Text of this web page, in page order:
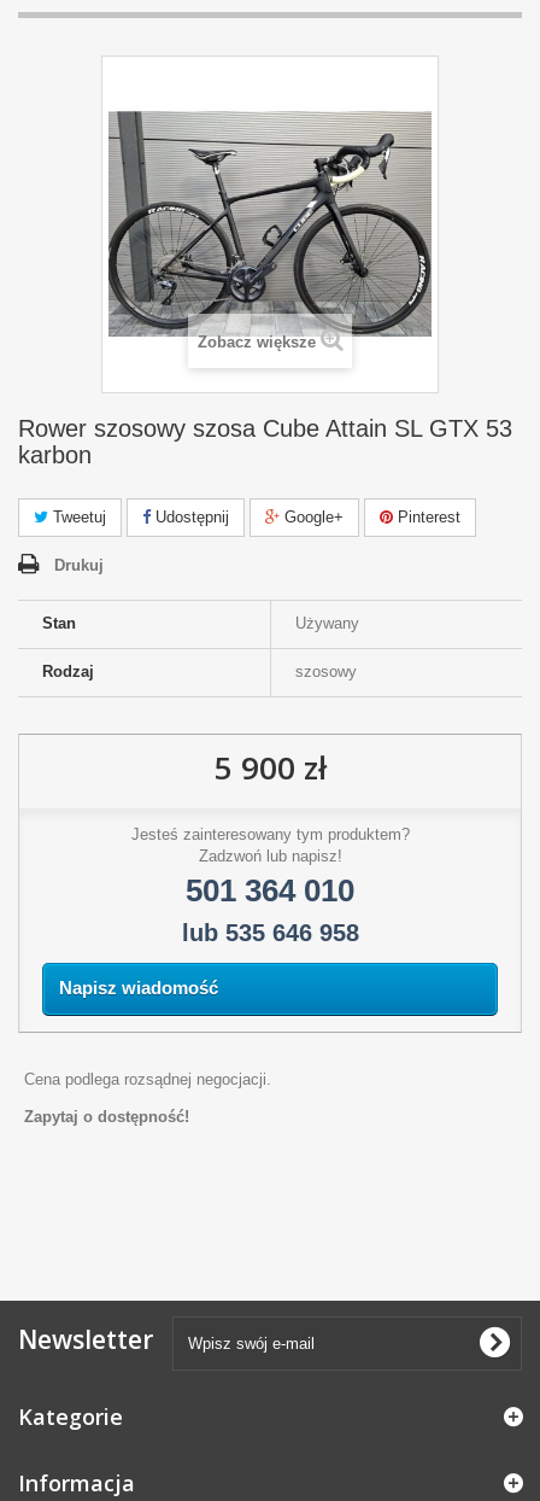
Zobacz większe
Rower szosowy szosa Cube Attain SL GTX 53
karbon
Tweetuj Udostępnij Google+ Pinterest
Drukuj
Stan Używany
Rodzaj szosowy
5 900 zł
Jesteś zainteresowany tym produktem?
Zadzwoń lub napisz!
501 364 010
lub 535 646 958
Napisz wiadomość
Cena podlega rozsądnej negocjacji.
Zapytaj o dostępność!
Newsletter
Kategorie
Informacja